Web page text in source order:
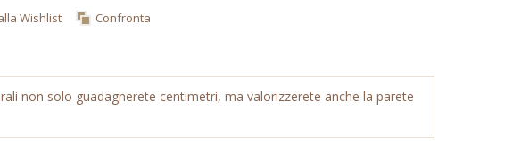
Wishlist Confronta
non solo guadagnerete centimetri, ma valorizzerete anche la parete